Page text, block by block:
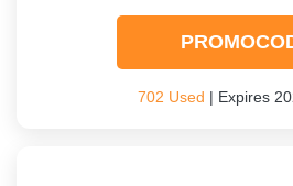
702 Used | Expires